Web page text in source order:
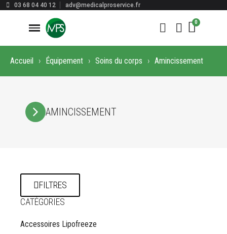
03 68 04 40 12 adv@medicalproservice.fr
Accueil Équipement Soins du corps Amincissement
AMINCISSEMENT
FILTRES
CATÉGORIES
Accessoires Lipofreeze